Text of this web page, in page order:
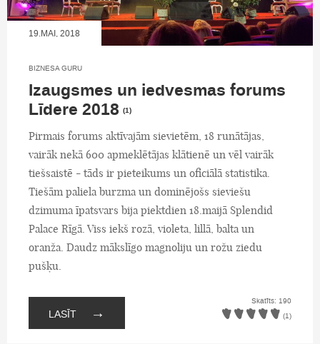
19.MAI, 2018
BIZNESA GURU
Izaugsmes un iedvesmas forums
Līdere 2018 (1)
Pirmais forums aktīvajām sievietēm, 18 runātājas,
vairāk nekā 600 apmeklētājas klātienē un vēl vairāk
tiešsaistē - tāds ir pieteikums un oficiālā statistika.
Tiešām paliela burzma un dominējošs sieviešu
dzimuma īpatsvars bija piektdien 18.maijā Splendid
Palace Rīgā. Viss iekš rozā, violeta, lillā, balta un
oranža. Daudz mākslīgo magnoliju un rožu ziedu
pušķu.
LASĪT →
Skatīts: 190
(1)